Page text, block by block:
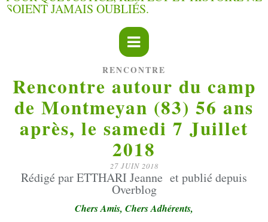
RENCONTRE
Rencontre autour du camp
de Montmeyan (83) 56 ans
après, le samedi 7 Juillet
2018
27 JUIN 2018
Rédigé par ETTHARI Jeanne et publié depuis
Overblog
Chers Amis, Chers Adhérents,